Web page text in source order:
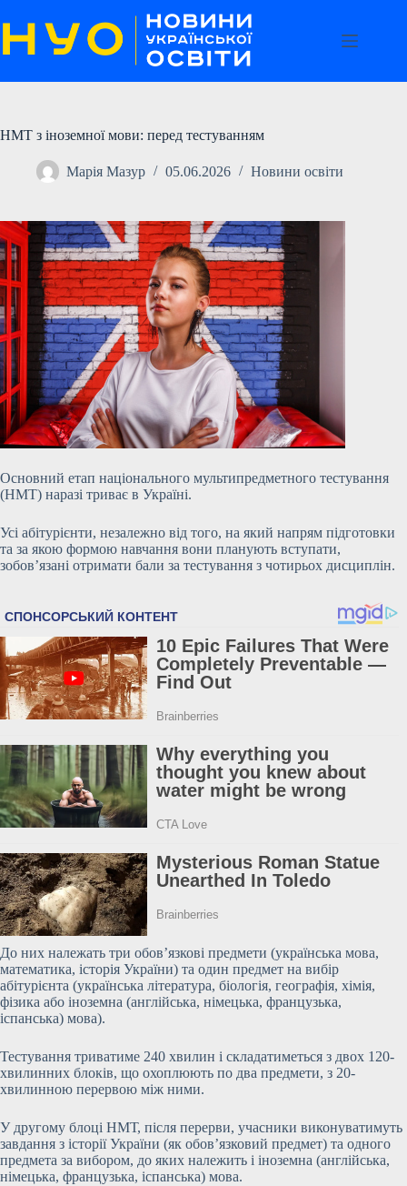
до
вмісту
НМТ з іноземної мови: перед тестуванням
Марія Мазур 05.06.2026 Новини освіти
Основний етап національного мультипредметного тестування
(НМТ) наразі триває в Україні.
Усі абітурієнти, незалежно від того, на який напрям підготовки
та за якою формою навчання вони планують вступати,
зобов’язані отримати бали за тестування з чотирьох дисциплін.
До них належать три обов’язкові предмети (українська мова,
математика, історія України) та один предмет на вибір
абітурієнта (українська література, біологія, географія, хімія,
фізика або іноземна (англійська, німецька, французька,
іспанська) мова).
Тестування триватиме 240 хвилин і складатиметься з двох 120-
хвилинних блоків, що охоплюють по два предмети, з 20-
хвилинною перервою між ними.
У другому блоці НМТ, після перерви, учасники виконуватимуть
завдання з історії України (як обов’язковий предмет) та одного
предмета за вибором, до яких належить і іноземна (англійська,
німецька, французька, іспанська) мова.